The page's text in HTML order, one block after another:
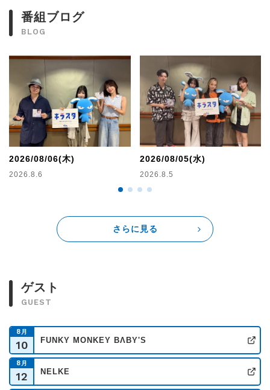
番組ブログ
BLOG
2026/08/06(木)
2026.8.6
2026/08/05(水)
2026.8.5
さらに見る
ゲスト
GUEST
8月
10
FUNKY MONKEY BΛBY'S
8月
12
NELKE